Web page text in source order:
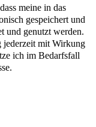
meine in das
gespeichert und
und genutzt werden.
jederzeit mit Wirkung
ich im Bedarfsfall